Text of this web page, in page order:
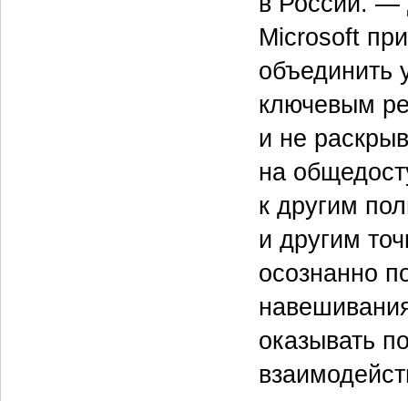
Microsoft
объединить
ключевым
и не
на
к другим
и другим
осознанно
оказывать